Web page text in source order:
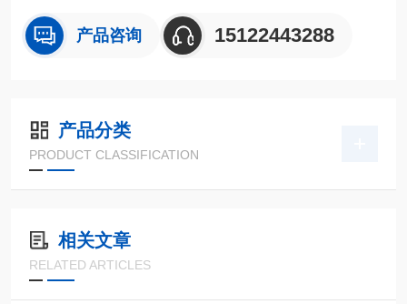
产品咨询 15122443288
产品分类
PRODUCT CLASSIFICATION
相关文章
RELATED ARTICLES